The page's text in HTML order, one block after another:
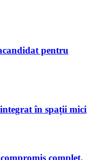
pentru
integrat în spații mici
complet.